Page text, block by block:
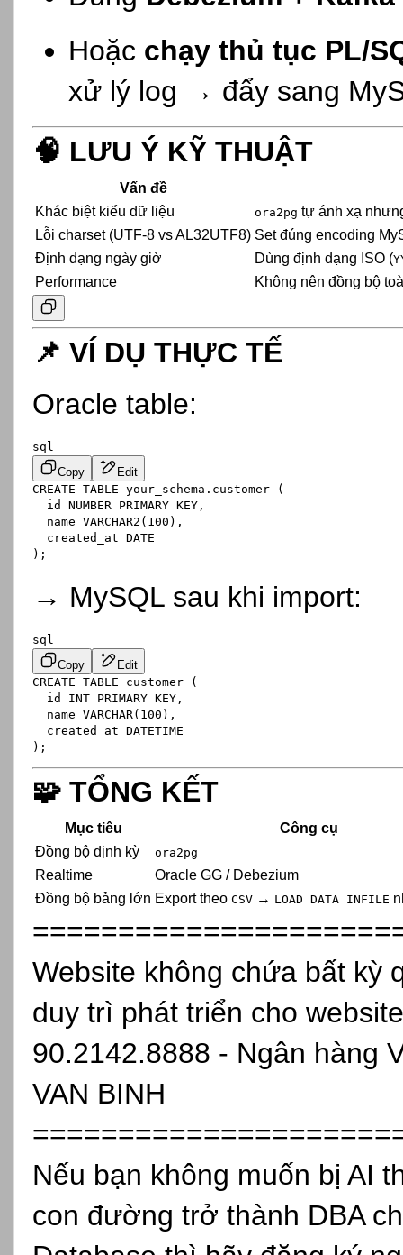
Hoặc chạy thủ tục PL/
xử lý log → đẩy sang
🧠 LƯU Ý KỸ THUẬT
Vấn đề
Khác biệt kiểu dữ liệu
ora2pg tự ánh xạ
Lỗi charset (UTF-8 vs AL32UTF8) Set đúng encoding
Định dạng ngày giờ
Dùng định dạng ISO (
Performance Không nên đồng bộ
📌 VÍ DỤ THỰC TẾ
Oracle table:
sql
Copy
Edit
CREATE TABLE your_schema.customer (
  id NUMBER
PRIMARY KEY,
  name VARCHAR2(
100 ),
  created_at
DATE
→ MySQL sau khi import:
sql
Copy
Edit
CREATE TABLE customer (
  id
INT PRIMARY KEY,
  name
VARCHAR( 100 ),
  created_at DATETIME
🧩 TỔNG KẾT
Mục tiêu
Công cụ
Đồng bộ định kỳ
ora2pg
Realtime
Oracle GG / Debezium
Đồng bộ bảng lớn Export theo CSV → LOAD DATA INFILE
Website không chứa bất kỳ
duy trì phát triển cho
90.2142.8888 - Ngân hàng
VAN BINH
Nếu bạn không muốn bị AI
con đường trở thành DBA